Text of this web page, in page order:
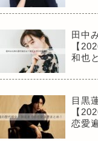
田中
【
和也
目黒
【
恋愛